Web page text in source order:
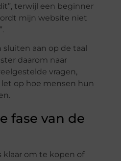
terwijl een beginner
mijn website niet
aan op de taal
daarom naar
vragen,
let op hoe mensen hun
fase van de
klaar om te kopen of